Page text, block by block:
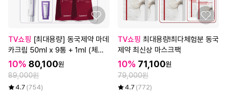
TV쇼핑
카크림 50ml x 9통 + 1ml (체험
분)
10% 80,100원
89,000원
4.7 (754)
TV쇼핑
제약 최신상 마스크팩
10% 71,100원
79,000원
4.7 (772)